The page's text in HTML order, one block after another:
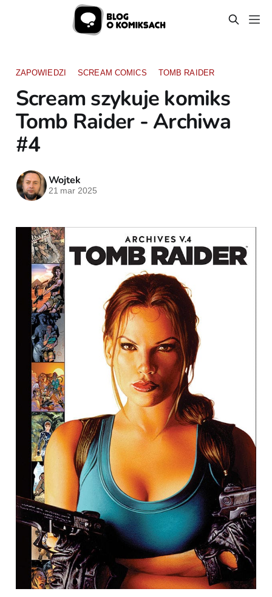
ZAPOWIEDZI SCREAM COMICS TOMB RAIDER
Scream szykuje komiks
Tomb Raider - Archiwa
#4
Wojtek
21 mar 2025